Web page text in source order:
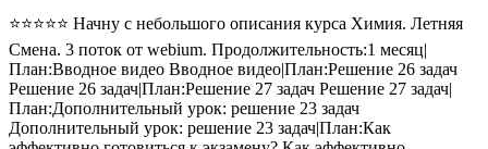
⭐⭐⭐⭐⭐ Начну с небольшого описания курса Химия. Летняя
Смена. 3 поток от webium. Продолжительность:1 месяц|
План:Вводное видео Вводное видео|План:Решение 26 задач
Решение 26 задач|План:Решение 27 задач Решение 27 задач|
План:Дополнительный урок: решение 23 задач
Дополнительный урок: решение 23 задач|План:Как